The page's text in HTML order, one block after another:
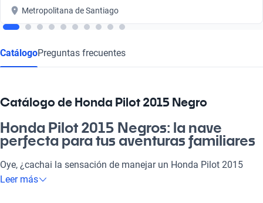
Metropolitana de Santiago
CatálogoPreguntas frecuentes
Catálogo de Honda Pilot 2015 Negro
Honda Pilot 2015 Negros: la nave
perfecta para tus aventuras familiares
Oye, ¿cachai la sensación de manejar un Honda Pilot 2015
Negro? Este auto es la raja para quienes buscan un viaje
Leer más